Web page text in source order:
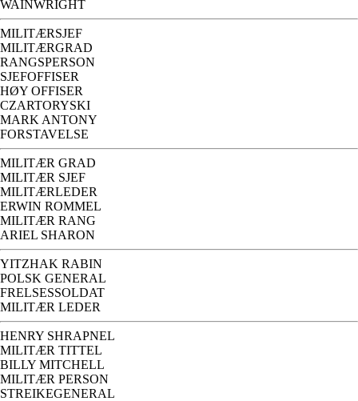
WAINWRIGHT
MILITÆRSJEF
MILITÆRGRAD
RANGSPERSON
SJEFOFFISER
HØY OFFISER
CZARTORYSKI
MARK ANTONY
FORSTAVELSE
MILITÆR GRAD
MILITÆR SJEF
MILITÆRLEDER
ERWIN ROMMEL
MILITÆR RANG
ARIEL SHARON
YITZHAK RABIN
POLSK GENERAL
FRELSESSOLDAT
MILITÆR LEDER
HENRY SHRAPNEL
MILITÆR TITTEL
BILLY MITCHELL
MILITÆR PERSON
STREIKEGENERAL